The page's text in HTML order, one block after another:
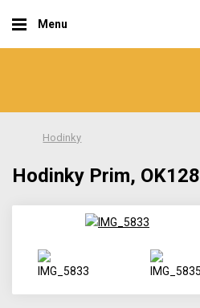
Menu
Hodinky
Hodinky Prim, OK128